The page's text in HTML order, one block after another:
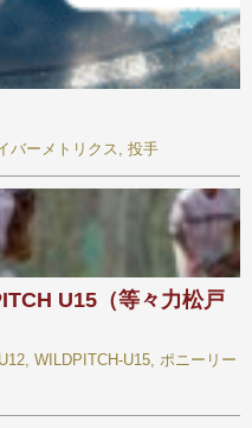
バーメトリクス, 投手
U15（等々力松戸
, WILDPITCH-U15, ポニーリー